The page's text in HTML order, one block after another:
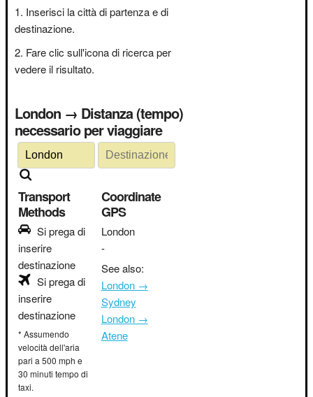
Inserisci la città di partenza e di
destinazione.
Fare clic sull'icona di ricerca per
vedere il risultato.
London → Distanza (tempo)
necessario per viaggiare
Transport
Methods
Si prega di
inserire
destinazione
Si prega di
inserire
destinazione
* Assumendo
velocità dell'aria
pari a 500 mph e
30 minuti tempo di
taxi.
Coordinate
GPS
London
-
See also:
London →
Sydney
London →
Atene